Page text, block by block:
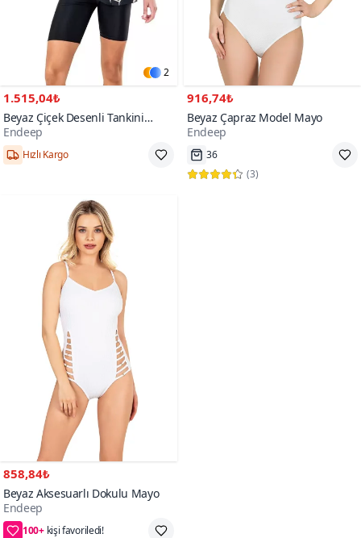
2
1.515,04₺
Beyaz Çiçek Desenli Tankini
Takım Mayo
Endeep
Hızlı Kargo
916,74₺
Beyaz Çapraz Model Mayo
Endeep
300+
36
(3)
858,84₺
Beyaz Aksesuarlı Dokulu Mayo
Endeep
100+kişi favoriledi!